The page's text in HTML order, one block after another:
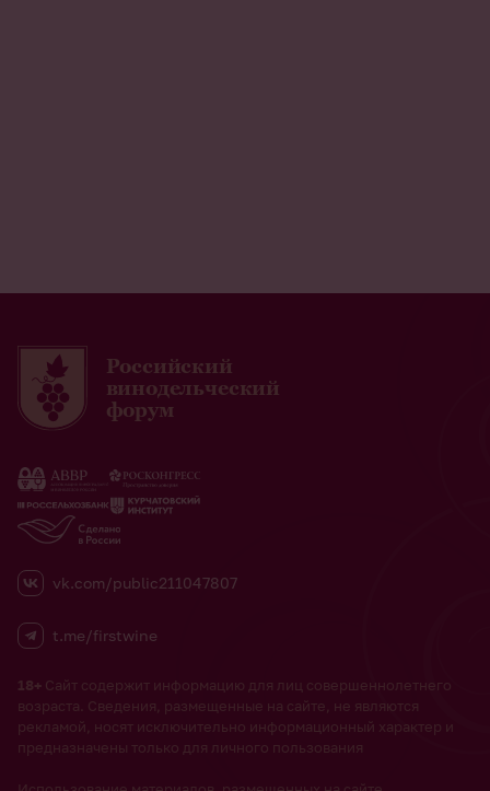
Российский
винодельческий
форум
vk.com/public211047807
t.me/firstwine
18+ Сайт содержит информацию для лиц совершеннолетнего
возраста. Сведения, размещенные на сайте, не являются
рекламой, носят исключительно информационный характер и
предназначены только для личного пользования